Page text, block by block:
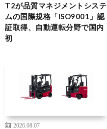
T2が品質マネジメントシステ
ムの国際規格「ISO9001」認
証取得、自動運転分野で国内
初
2026.08.07